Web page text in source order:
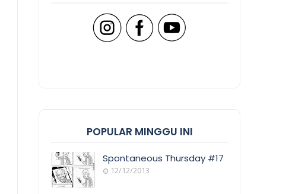
POPULAR MINGGU INI
Spontaneous Thursday #17
12/12/2013